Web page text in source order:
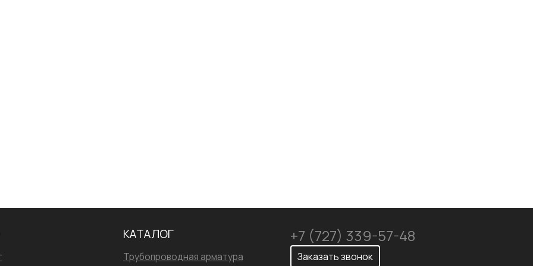
+7 (727) 339-57-48
Заказать звонок
КАТАЛОГ
Трубопроводная арматура